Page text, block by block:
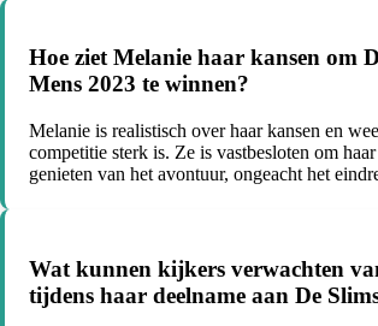
Hoe ziet Melanie haar kansen om
Mens 2023 te winnen?
Melanie is realistisch over haar kansen en
competitie sterk is. Ze is vastbesloten om
genieten van het avontuur, ongeacht het
Wat kunnen kijkers verwachten
tijdens haar deelname aan De